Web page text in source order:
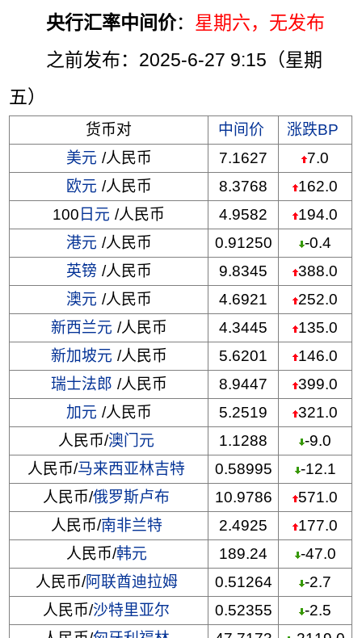
央行汇率中间价： 星期六，无发布
之前发布：2025-6-27 9:15（星期
五）
货币对 中间价
涨跌BP
美元 /人民币 7.1627
7.0
欧元 /人民币 8.3768
162.0
100 日元 /人民币 4.9582
194.0
港元 /人民币 0.91250
-0.4
英镑 /人民币 9.8345
388.0
澳元 /人民币 4.6921
252.0
新西兰元 /人民币 4.3445
135.0
新加坡元 /人民币 5.6201
146.0
瑞士法郎 /人民币 8.9447
399.0
加元 /人民币 5.2519
321.0
人民币/澳门元 1.1288
-9.0
人民币/马来西亚林吉特 0.58995
-12.1
人民币/俄罗斯卢布 10.9786
571.0
人民币/南非兰特 2.4925
177.0
人民币/韩元 189.24
-47.0
人民币/阿联酋迪拉姆 0.51264
-2.7
人民币/沙特里亚尔 0.52355
-2.5